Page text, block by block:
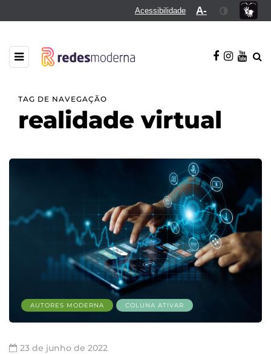
Acessibilidade A-
TAG DE NAVEGAÇÃO
realidade virtual
AUTORES MODERNA COLUNA ATIVAR
23 de junho de 2022